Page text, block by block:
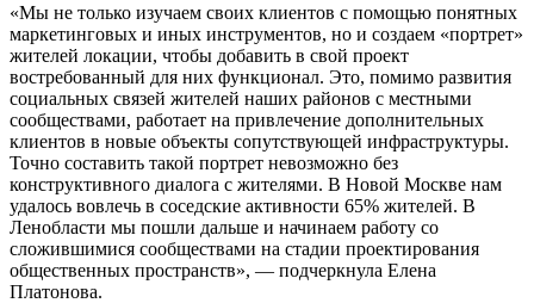
«Мы не только изучаем своих клиентов с помощью понятных
маркетинговых и иных инструментов, но и создаем «портрет»
жителей локации, чтобы добавить в свой проект
востребованный для них функционал. Это, помимо развития
социальных связей жителей наших районов с местными
сообществами, работает на привлечение дополнительных
клиентов в новые объекты сопутствующей инфраструктуры.
Точно составить такой портрет невозможно без
конструктивного диалога с жителями. В Новой Москве нам
удалось вовлечь в соседские активности 65% жителей. В
Ленобласти мы пошли дальше и начинаем работу со
сложившимися сообществами на стадии проектирования
общественных пространств», — подчеркнула Елена
Платонова.